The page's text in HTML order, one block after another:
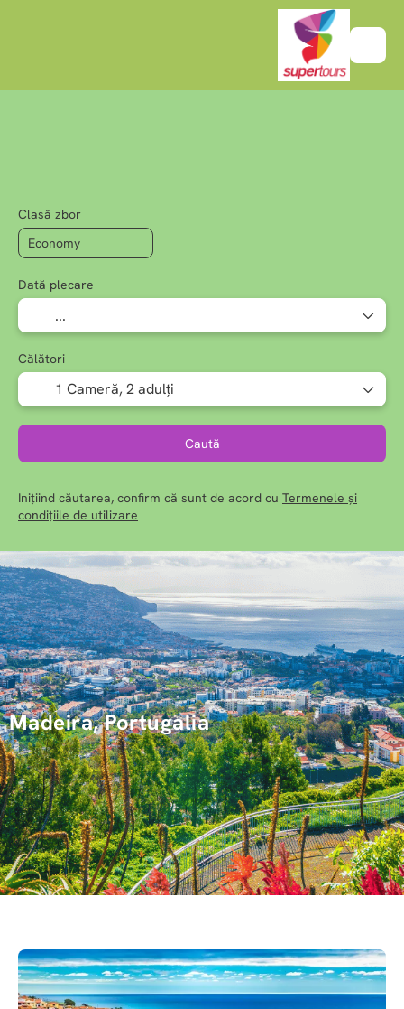
Madeira, Portugalia
Clasă zbor
Dată plecare
Călători
1 Cameră, 2 adulți
Caută
Inițiind căutarea, confirm că sunt de acord cu Termenele și
condițiile de utilizare